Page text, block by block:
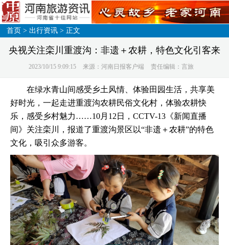
首页 >出行资讯 > 正文
央视关注栾川重渡沟：非遗＋农耕，特色文化引客来
2023/10/15 9:09:15 来源：河南日报客户端 责任编辑：言旅
在绿水青山间感受乡土风情、体验田园生活，共享美
好时光，一起走进重渡沟农耕民俗文化村，体验农耕快
乐，感受乡村魅力……10月12日，CCTV-13《新闻直播
间》关注栾川，报道了重渡沟景区以“非遗＋农耕”的特色
文化，吸引众多游客。